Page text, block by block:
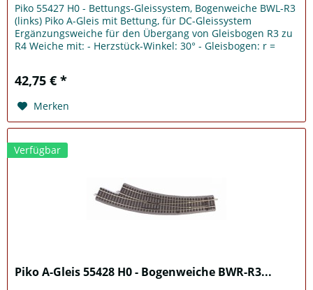
Piko 55427 H0 - Bettungs-Gleissystem, Bogenweiche BWL-R3
(links) Piko A-Gleis mit Bettung, für DC-Gleissystem
Ergänzungsweiche für den Übergang von Gleisbogen R3 zu
R4 Weiche mit: - Herzstück-Winkel: 30° - Gleisbogen: r =
42,75 € *
Merken
Verfügbar
Piko A-Gleis 55428 H0 - Bogenweiche BWR-R3...